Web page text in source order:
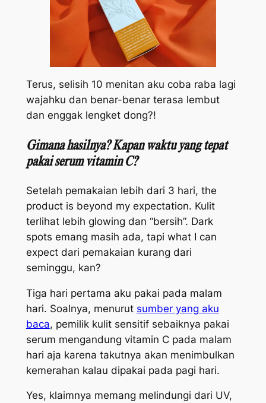
Terus, selisih 10 menitan aku coba raba lagi
wajahku dan benar-benar terasa lembut
dan enggak lengket dong?!
Gimana hasilnya? Kapan waktu yang tepat
pakai serum vitamin C?
Setelah pemakaian lebih dari 3 hari, the
product is beyond my expectation. Kulit
terlihat lebih glowing dan “bersih”. Dark
spots emang masih ada, tapi what I can
expectdari pemakaian kurang dari
seminggu, kan?
Tiga hari pertama aku pakai pada malam
hari. Soalnya, menurut sumber yang aku
baca, pemilik kulit sensitif sebaiknya pakai
serum mengandung vitamin C pada malam
hari aja karena takutnya akan menimbulkan
kemerahan kalau dipakai pada pagi hari.
Yes, klaimnya memang melindungi dari UV,